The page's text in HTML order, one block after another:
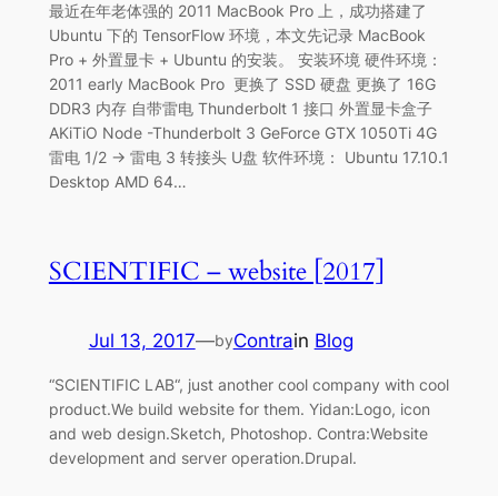
最近在年老体强的 2011 MacBook Pro 上，成功搭建了
Ubuntu 下的 TensorFlow 环境，本文先记录 MacBook
Pro + 外置显卡 + Ubuntu 的安装。 安装环境 硬件环境：
2011 early MacBook Pro 更换了 SSD 硬盘 更换了 16G
DDR3 内存 自带雷电 Thunderbolt 1 接口 外置显卡盒子
AKiTiO Node -Thunderbolt 3 GeForce GTX 1050Ti 4G
雷电 1/2 -> 雷电 3 转接头 U盘 软件环境： Ubuntu 17.10.1
Desktop AMD 64…
SCIENTIFIC – website [2017]
Jul 13, 2017—byContrain Blog
“SCIENTIFIC LAB“, just another cool company with cool
product.We build website for them. Yidan:Logo, icon
and web design.Sketch, Photoshop. Contra:Website
development and server operation.Drupal.